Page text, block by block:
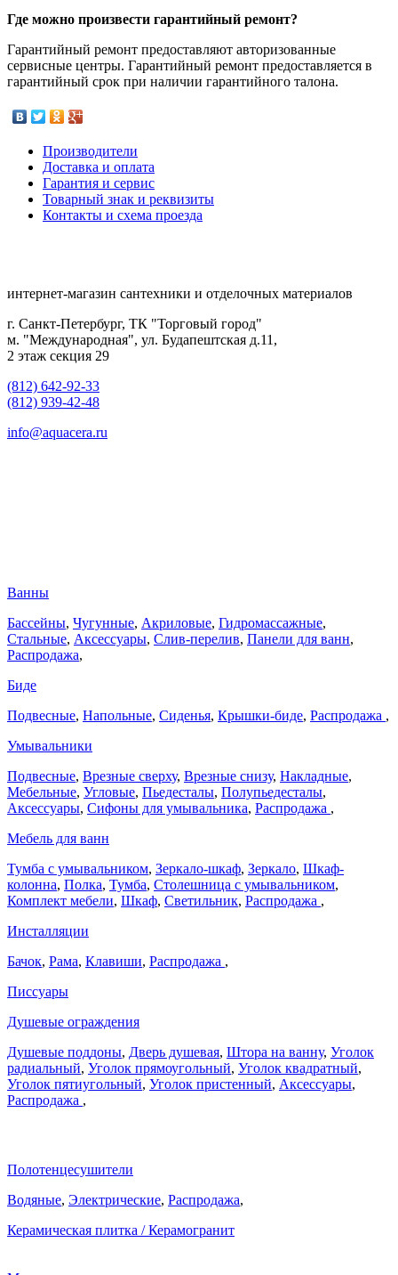
Где можно произвести гарантийный ремонт?
Гарантийный ремонт предоставляют авторизованные
сервисные центры. Гарантийный ремонт предоставляется в
гарантийный срок при наличии гарантийного талона.
Производители
Доставка и оплата
Гарантия и сервис
Товарный знак и реквизиты
Контакты и схема проезда
интернет-магазин сантехники и отделочных материалов
г. Санкт-Петербург, ТК "Торговый город"
м. "Международная", ул. Будапештская д.11,
2 этаж секция 29
(812) 642-92-33
(812) 939-42-48
info@aquacera.ru
Ванны
Бассейны, Чугунные, Акриловые, Гидромассажные,
Стальные, Аксессуары, Слив-перелив, Панели для ванн,
Распродажа,
Биде
Подвесные, Напольные, Сиденья, Крышки-биде, Распродажа ,
Умывальники
Подвесные, Врезные сверху, Врезные снизу, Накладные,
Мебельные, Угловые, Пьедесталы, Полупьедесталы,
Аксессуары, Сифоны для умывальника, Распродажа ,
Мебель для ванн
Тумба с умывальником, Зеркало-шкаф, Зеркало, Шкаф-
колонна, Полка, Тумба, Столешница с умывальником,
Комплект мебели, Шкаф, Светильник, Распродажа ,
Инсталляции
Бачок, Рама, Клавиши, Распродажа ,
Писсуары
Душевые ограждения
Душевые поддоны, Дверь душевая, Штора на ванну, Уголок
радиальный, Уголок прямоугольный, Уголок квадратный,
Уголок пятиугольный, Уголок пристенный, Аксессуары,
Распродажа ,
Полотенцесушители
Водяные, Электрические, Распродажа,
Керамическая плитка / Керамогранит